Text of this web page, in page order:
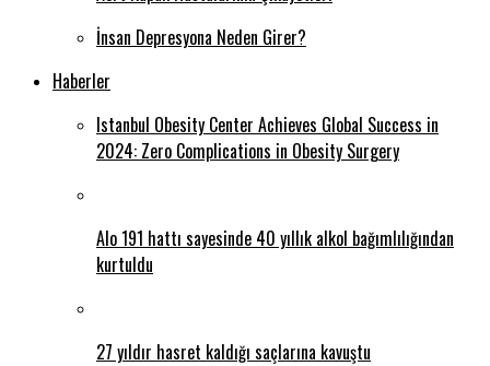
İnsan Depresyona Neden Girer?
Haberler
Istanbul Obesity Center Achieves Global Success in
2024: Zero Complications in Obesity Surgery
Alo 191 hattı sayesinde 40 yıllık alkol bağımlılığından
kurtuldu
27 yıldır hasret kaldığı saçlarına kavuştu